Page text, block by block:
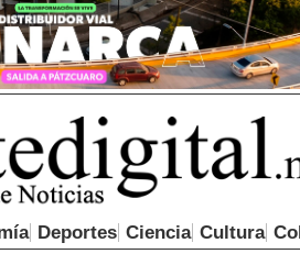
Deportes Ciencia Cultura